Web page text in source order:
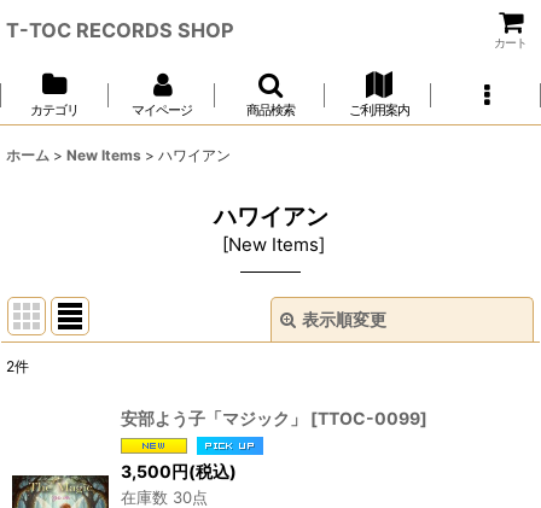
T-TOC RECORDS SHOP
カート
カテゴリ マイページ 商品検索 ご利用案内
ホーム > New Items > ハワイアン
ハワイアン
[New Items]
表示順変更
2件
安部よう子「マジック」 [TTOC-0099]
3,500円(税込)
在庫数 30点